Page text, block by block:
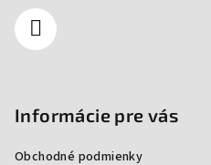
Informácie pre vás
Obchodné podmienky